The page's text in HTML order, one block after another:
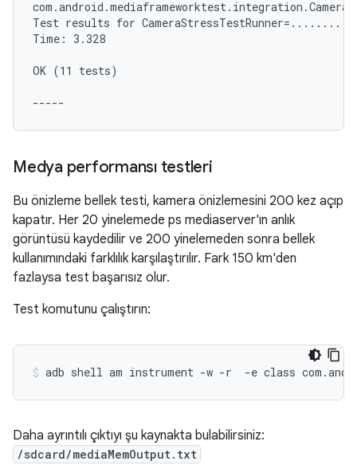
Test results for
Time: 3.328
OK (11 tests)
Medya performansı testleri
Bu önizleme bellek testi, kamera önizlemesini 200 kez açıp
kapatır. Her 20 yinelemede ps mediaserver'ın anlık
görüntüsü kaydedilir ve 200 yinelemeden sonra bellek
kullanımındaki farklılık karşılaştırılır. Fark 150 km'den
fazlaysa test başarısız olur.
Test komutunu çalıştırın:
Daha ayrıntılı çıktıyı şu kaynakta bulabilirsiniz:
/sdcard/mediaMemOutput.txt